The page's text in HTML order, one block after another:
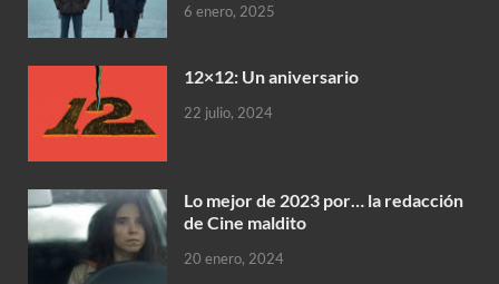
6 enero, 2025
12×12: Un aniversario
22 julio, 2024
Lo mejor de 2023 por… la redacción
de Cine maldito
20 enero, 2024